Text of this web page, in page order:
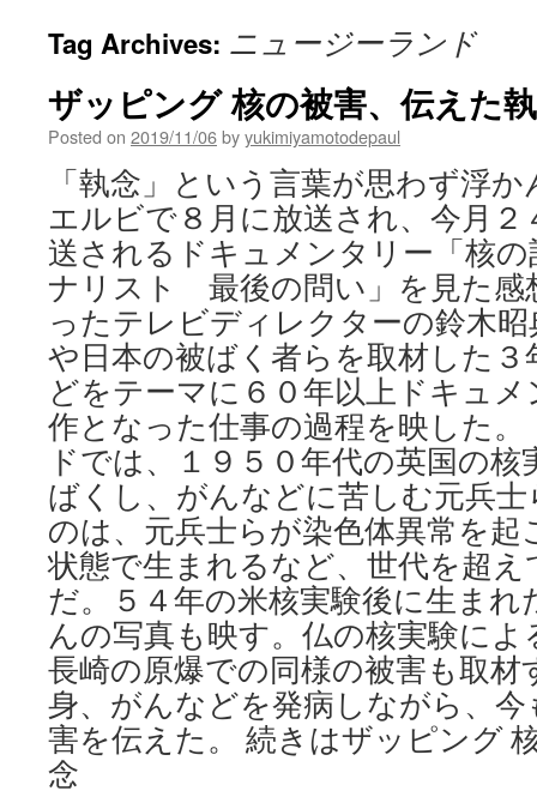
Tag Archives: ニュージーランド
ザッピング 核の被害、伝えた
Posted on 2019/11/06byyukimiyamotodepaul
「執念」という言葉が思わず浮
エルビで８月に放送され、今月２
送されるドキュメンタリー「核
ナリスト 最後の問い」を見た感
ったテレビディレクターの鈴木
や日本の被ばく者らを取材した
どをテーマに６０年以上ドキュ
作となった仕事の過程を映した
ドでは、１９５０年代の英国の
ばくし、がんなどに苦しむ元兵
のは、元兵士らが染色体異常を
状態で生まれるなど、世代を超
だ。５４年の米核実験後に生ま
んの写真も映す。仏の核実験に
長崎の原爆での同様の被害も取材
身、がんなどを発病しながら、
害を伝えた。 続きはザッピング
念